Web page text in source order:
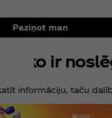
Paziņot man
tikko ir
informāciju, taču